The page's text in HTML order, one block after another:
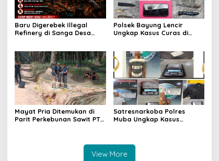
Baru Digerebek Illegal
Refinery di Sanga Desa
Polsek Bayung Lencir
Ungkap Kasus Curas di
Masih Diburu
Mayat Pria Ditemukan di
Parit Perkebunan Sawit PT
Satresnarkoba Polres
Muba Ungkap Kasus
Diamankan
View More